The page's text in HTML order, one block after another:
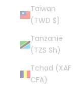
Taïwan
(TWD $)
Tanzanie
(TZS Sh)
Tchad (XAF
CFA)